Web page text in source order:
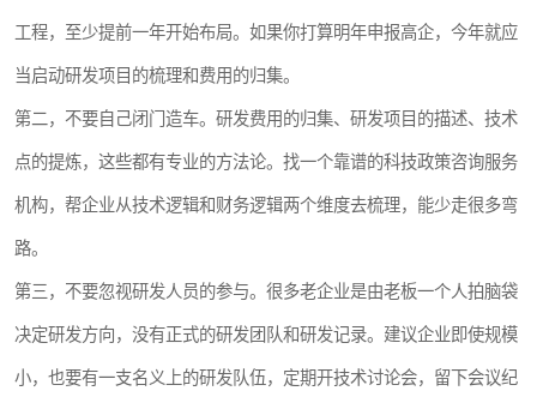
工程，至少提前一年开始布局。如果你打算明年申报高企，今年就应
当启动研发项目的梳理和费用的归集。
第二，不要自己闭门造车。研发费用的归集、研发项目的描述、技术
点的提炼，这些都有专业的方法论。找一个靠谱的科技政策咨询服务
机构，帮企业从技术逻辑和财务逻辑两个维度去梳理，能少走很多弯
路。
第三，不要忽视研发人员的参与。很多老企业是由老板一个人拍脑袋
决定研发方向，没有正式的研发团队和研发记录。建议企业即使规模
小，也要有一支名义上的研发队伍，定期开技术讨论会，留下会议纪